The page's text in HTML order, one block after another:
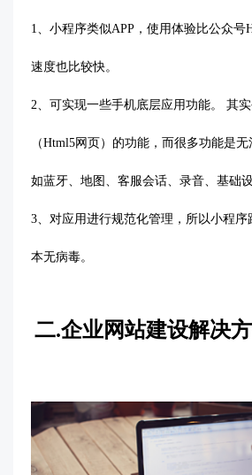
1、小程序类似APP，使用体验比公众号
速度也比较快。
2、可实现一些手机底层应用功能。 其
（Html5网页）的功能，而很多功能是无
如蓝牙、地图、客服会话、录音、基础设
3、对应用进行规范化管理，所以小程序
本无病毒。
二.企业网站建设解决